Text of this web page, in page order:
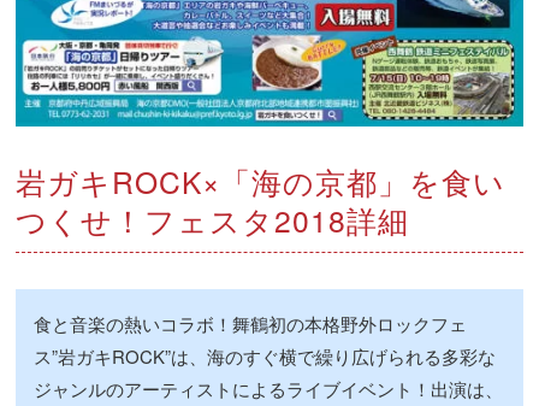
岩ガキROCK×「海の京都」を食い
つくせ！フェスタ2018詳細
食と音楽の熱いコラボ！舞鶴初の本格野外ロックフェ
ス”岩ガキROCK”は、海のすぐ横で繰り広げられる多彩な
ジャンルのアーティストによるライブイベント！出演は、